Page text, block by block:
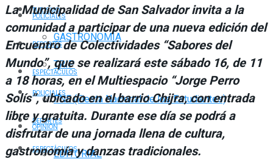
POLICIALES
DEPORTES
ESPECTÁCULOS
FNE (Fiesta Nacional de los Estudiantes)
OPINIÓN
EDITORIAL
TURISMO
GASTRONOMÍA
TRIP
POLICIALES
DEPORTES
ESPECTÁCULOS
La Municipalidad de San Salvador invita a la
comunidad a participar de una nueva edición del
Encuentro de Colectividades “Sabores del
Mundo”, que se realizará este sábado 16, de 11
a 18 horas, en el Multiespacio “Jorge Perro
Solís”, ubicado en el barrio Chijra, con entrada
libre y gratuita. Durante ese día se podrá a
disfrutar de una jornada llena de cultura,
gastronomía y danzas tradicionales.